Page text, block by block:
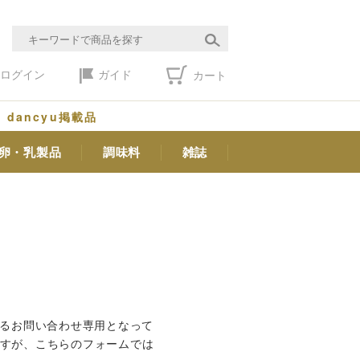
ログイン ガイド カート
dancyu掲載品
卵・乳製品 調味料 雑誌
お問い合わせ専用となって
が、こちらのフォームでは